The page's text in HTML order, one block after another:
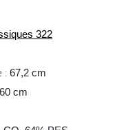
322
: 67,2 cm
60 cm